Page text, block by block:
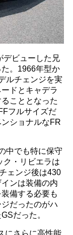
デビューした兄
。1966年型か
ルチェンジを実
ドとキャデラ
こととなった
フルサイズだ
ショナルなFR
中でも特に保守
ク・リビエラは
ェンジ後は430
ンは装備の内
備する必要も
だったのがハ
だった。
にさらに高性能